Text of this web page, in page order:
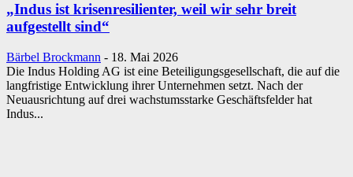
„Indus ist krisenresilienter, weil wir sehr breit
aufgestellt sind“
Bärbel Brockmann - 18. Mai 2026
Die Indus Holding AG ist eine Beteiligungsgesellschaft, die auf die
langfristige Entwicklung ihrer Unternehmen setzt. Nach der
Neuausrichtung auf drei wachstumsstarke Geschäftsfelder hat
Indus...